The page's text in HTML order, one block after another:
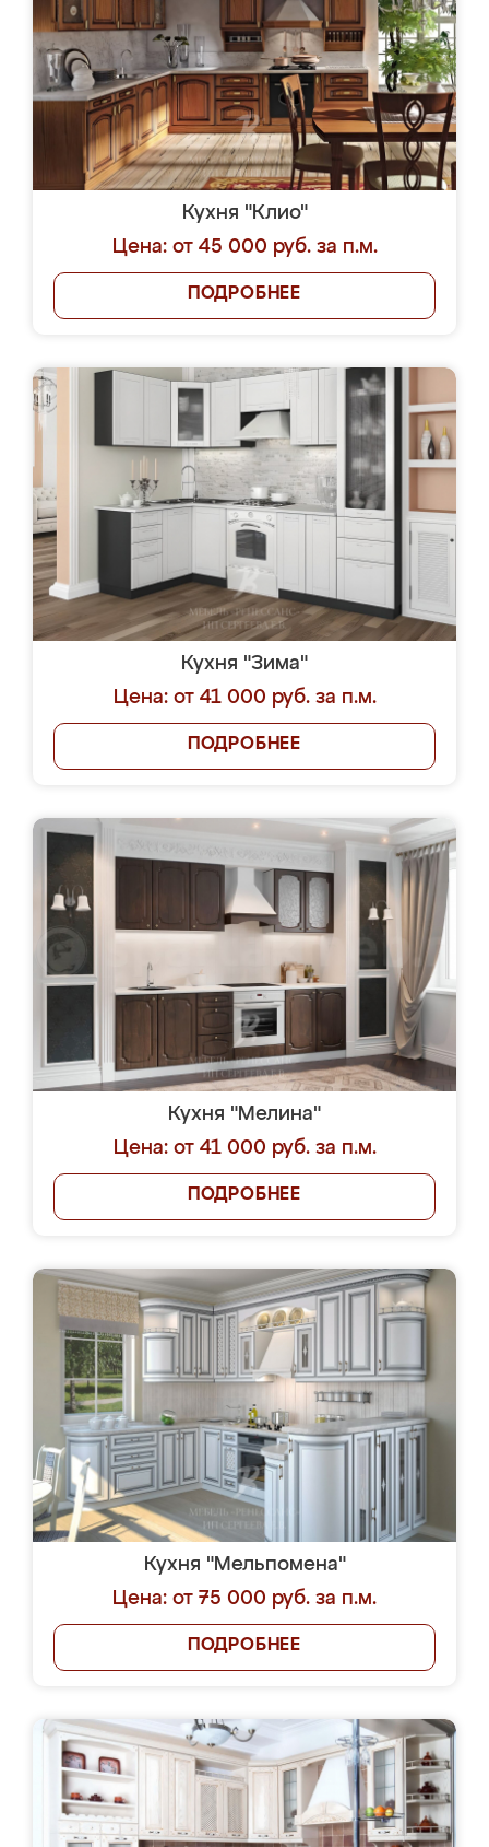
Кухня "Клио"
Цена: от 45 000 руб. за п.м.
ПОДРОБНЕЕ
Кухня "Зима"
Цена: от 41 000 руб. за п.м.
ПОДРОБНЕЕ
Кухня "Мелина"
Цена: от 41 000 руб. за п.м.
ПОДРОБНЕЕ
Кухня "Мельпомена"
Цена: от 75 000 руб. за п.м.
ПОДРОБНЕЕ